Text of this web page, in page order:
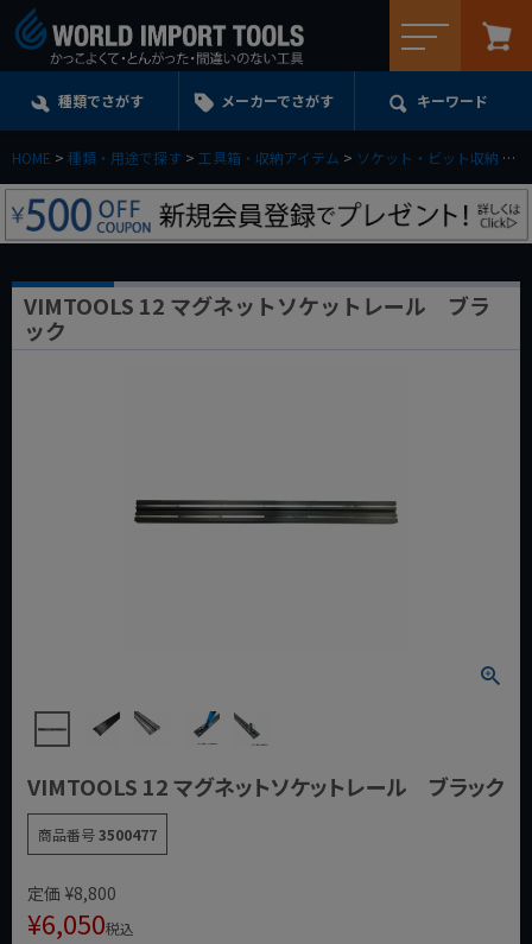
種類でさがす メーカーでさがす キーワード
HOME 種類・用途で探す 工具箱・収納アイテム ソケット・ビット収納
VIMTOOLS 12 マグネットソケットレール ブラ
ック
VIMTOOLS 12 マグネットソケットレール ブラック
商品番号3500477
定価 ¥8,800
¥6,050税込